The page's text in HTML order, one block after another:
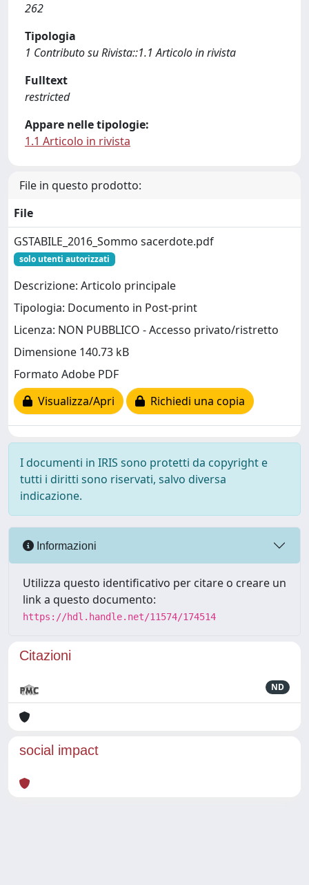
262
Tipologia
1 Contributo su Rivista::1.1 Articolo in rivista
Fulltext
restricted
Appare nelle tipologie:
1.1 Articolo in rivista
File in questo prodotto:
File
GSTABILE_2016_Sommo sacerdote.pdf
solo utenti autorizzati
Descrizione: Articolo principale
Tipologia: Documento in Post-print
Licenza: NON PUBBLICO - Accesso privato/ristretto
Dimensione 140.73 kB
Formato Adobe PDF
Visualizza/Apri
Richiedi una copia
I documenti in IRIS sono protetti da copyright e
tutti i diritti sono riservati, salvo diversa
indicazione.
Informazioni
Utilizza questo identificativo per citare o creare un
link a questo documento:
https://hdl.handle.net/11574/174514
Citazioni
ND
social impact